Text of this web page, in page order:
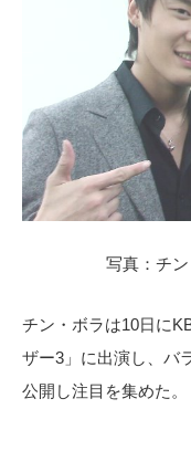
写真：チ
チン・ボラは10日に
ザー3」に出演し、バ
公開し注目を集めた。